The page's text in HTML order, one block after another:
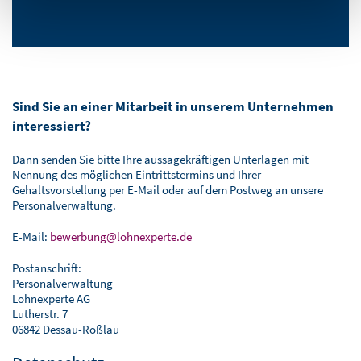
Sind Sie an einer Mitarbeit in unserem Unternehmen
interessiert?
Dann senden Sie bitte Ihre aussagekräftigen Unterlagen mit
Nennung des möglichen Eintrittstermins und Ihrer
Gehaltsvorstellung per E-Mail oder auf dem Postweg an unsere
Personalverwaltung.
E-Mail: bewerbung@lohnexperte.de
Postanschrift:
Personalverwaltung
Lohnexperte AG
Lutherstr. 7
06842 Dessau-Roßlau